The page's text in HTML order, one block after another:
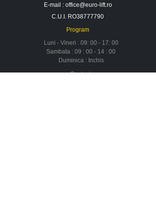
E-mail : office@euro-lift.ro
C.U.I. RO38777790
Program
Luni - Vineri : 09: 00 - 17: 00
Sambata : 09 : 00 - 14 : 00
Duminica : Inchis
Contact